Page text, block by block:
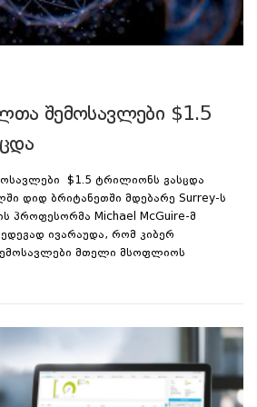
შემოსავლები $1.5
$1.5 ტრილიონს გასცდა
დიდ ბრიტანეთში მდებარე Surrey-ს
პროფესორმა Michael McGuire-მ
ივარაუდა, რომ კიბერ
მთელი მსოფლიოს